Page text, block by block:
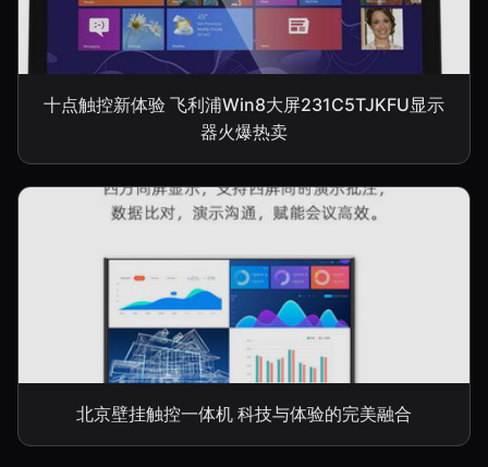
十点触控新体验 飞利浦Win8大屏231C5TJKFU显示
器火爆热卖
北京壁挂触控一体机 科技与体验的完美融合